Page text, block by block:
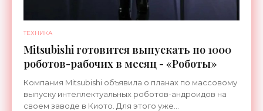
ТЕХНИКА
Mitsubishi готовится выпускать по 1000
роботов-рабочих в месяц - «Роботы»
Компания Mitsubishi объявила о планах по массовому
выпуску интеллектуальных роботов-андроидов на
своем заводе в Киото. Для этого уже